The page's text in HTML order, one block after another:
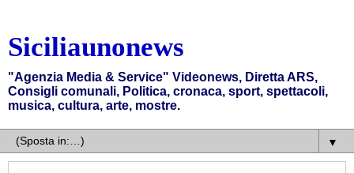
Siciliaunonews
"Agenzia Media & Service" Videonews, Diretta ARS,
Consigli comunali, Politica, cronaca, sport, spettacoli,
musica, cultura, arte, mostre.
▼